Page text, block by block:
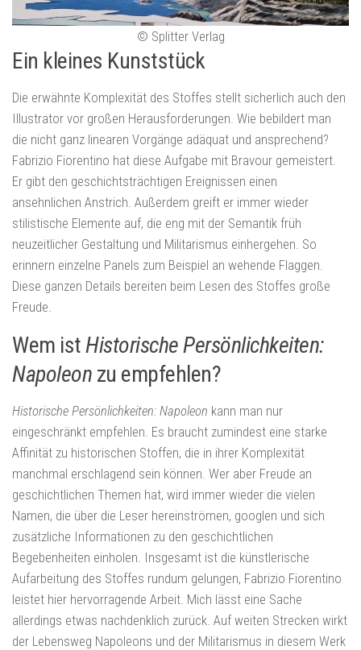
© Splitter Verlag
Ein kleines Kunststück
Die erwähnte Komplexität des Stoffes stellt sicherlich auch den
Illustrator vor großen Herausforderungen. Wie bebildert man
die nicht ganz linearen Vorgänge adäquat und ansprechend?
Fabrizio Fiorentino hat diese Aufgabe mit Bravour gemeistert.
Er gibt den geschichtsträchtigen Ereignissen einen
ansehnlichen Anstrich. Außerdem greift er immer wieder
stilistische Elemente auf, die eng mit der Semantik früh
neuzeitlicher Gestaltung und Militarismus einhergehen. So
erinnern einzelne Panels zum Beispiel an wehende Flaggen.
Diese ganzen Details bereiten beim Lesen des Stoffes große
Freude.
Wem istHistorische Persönlichkeiten:
Napoleon zu empfehlen?
Historische Persönlichkeiten: Napoleon kann man nur
eingeschränkt empfehlen. Es braucht zumindest eine starke
Affinität zu historischen Stoffen, die in ihrer Komplexität
manchmal erschlagend sein können. Wer aber Freude an
geschichtlichen Themen hat, wird immer wieder die vielen
Namen, die über die Leser hereinströmen, googlen und sich
zusätzliche Informationen zu den geschichtlichen
Begebenheiten einholen. Insgesamt ist die künstlerische
Aufarbeitung des Stoffes rundum gelungen, Fabrizio Fiorentino
leistet hier hervorragende Arbeit. Mich lässt eine Sache
allerdings etwas nachdenklich zurück. Auf weiten Strecken wirkt
der Lebensweg Napoleons und der Militarismus in diesem Werk